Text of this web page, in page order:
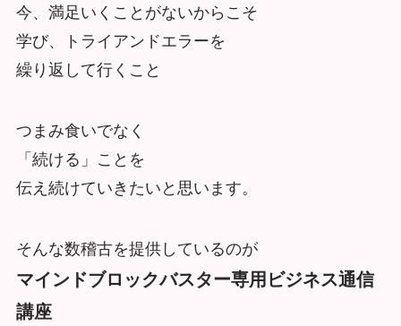
今、満足いくことがないからこそ
学び、トライアンドエラーを
繰り返して行くこと
つまみ食いでなく
「続ける」ことを
伝え続けていきたいと思います。
そんな数稽古を提供しているのが
マインドブロックバスター専用ビジネス通信
講座